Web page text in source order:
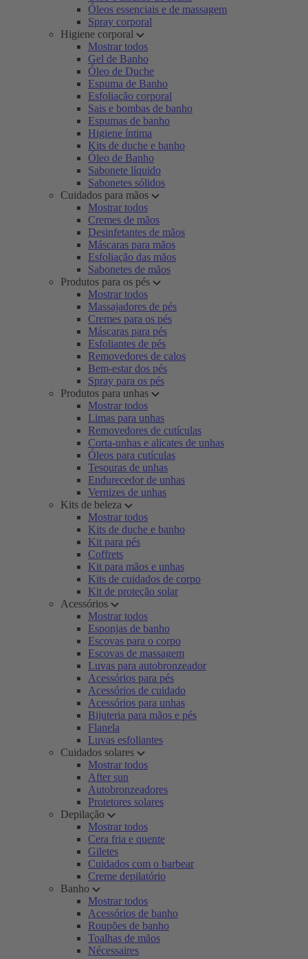
Óleos essenciais e de massagem
Spray corporal
Higiene corporal
Mostrar todos
Gel de Banho
Óleo de Duche
Espuma de Banho
Esfoliação corporal
Sais e bombas de banho
Espumas de banho
Higiene íntima
Kits de duche e banho
Óleo de Banho
Sabonete líquido
Sabonetes sólidos
Cuidados para mãos
Mostrar todos
Cremes de mãos
Desinfetantes de mãos
Máscaras para mãos
Esfoliação das mãos
Sabonetes de mãos
Produtos para os pés
Mostrar todos
Massajadores de pés
Cremes para os pés
Máscaras para pés
Esfoliantes de pés
Removedores de calos
Bem-estar dos pés
Spray para os pés
Produtos para unhas
Mostrar todos
Limas para unhas
Removedores de cutículas
Corta-unhas e alicates de unhas
Óleos para cutículas
Tesouras de unhas
Endurecedor de unhas
Vernizes de unhas
Kits de beleza
Mostrar todos
Kits de duche e banho
Kit para pés
Coffrets
Kit para mãos e unhas
Kits de cuidados de corpo
Kit de proteção solar
Acessórios
Mostrar todos
Esponjas de banho
Escovas para o corpo
Escovas de massagem
Luvas para autobronzeador
Acessórios para pés
Acessórios de cuidado
Acessórios para unhas
Bijuteria para mãos e pés
Flanela
Luvas esfoliantes
Cuidados solares
Mostrar todos
After sun
Autobronzeadores
Protetores solares
Depilação
Mostrar todos
Cera fria e quente
Giletes
Cuidados com o barbear
Creme depilatório
Banho
Mostrar todos
Acessórios de banho
Roupões de banho
Toalhas de mãos
Nécessaires